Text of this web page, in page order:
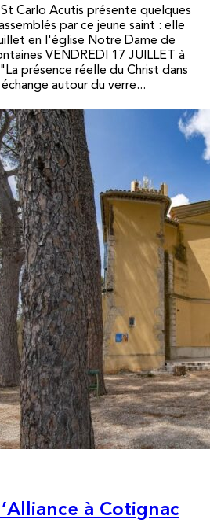
Carlo Acutis présente quelques
par ce jeune saint : elle
en l'église Notre Dame de
VENDREDI 17 JUILLET à
présence réelle du Christ dans
autour du verre...
à Cotignac